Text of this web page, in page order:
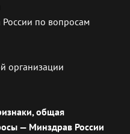
по вопросам
организации
общая
— Минздрав России